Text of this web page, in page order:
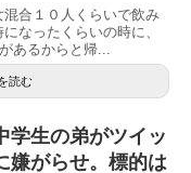
合１０人くらいで飲み
なったくらいの時に、
あるからと帰...
読む
学生の弟がツイッ
嫌がらせ。標的は